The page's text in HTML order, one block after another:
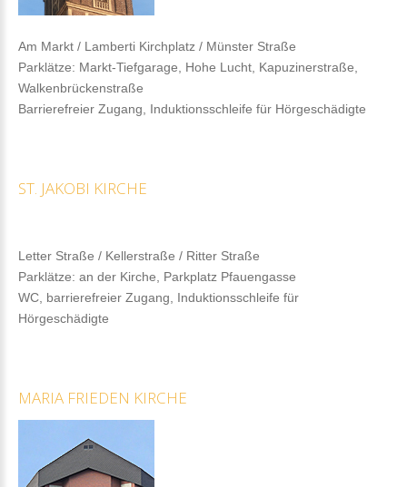
Am Markt / Lamberti Kirchplatz / Münster Straße
Parklätze: Markt-Tiefgarage, Hohe Lucht, Kapuzinerstraße,
Walkenbrückenstraße
Barrierefreier Zugang, Induktionsschleife für Hörgeschädigte
ST. JAKOBI KIRCHE
Letter Straße / Kellerstraße / Ritter Straße
Parklätze: an der Kirche, Parkplatz Pfauengasse
WC, barrierefreier Zugang, Induktionsschleife für
Hörgeschädigte
MARIA FRIEDEN KIRCHE